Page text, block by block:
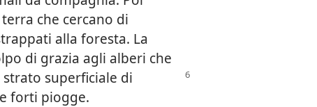
che cercano di
alla foresta. La
di grazia agli alberi che
strato superficiale di
forti piogge.